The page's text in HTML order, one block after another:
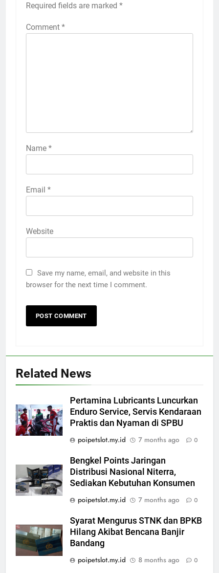
Required fields are marked *
Comment *
Name *
Email *
Website
Save my name, email, and website in this
browser for the next time I comment.
Related News
Pertamina Lubricants Luncurkan
Enduro Service, Servis Kendaraan
Praktis dan Nyaman di SPBU
poipetslot.my.id
7 months ago 0
Bengkel Points Jaringan
Distribusi Nasional Niterra,
Sediakan Kebutuhan Konsumen
poipetslot.my.id
7 months ago 0
Syarat Mengurus STNK dan BPKB
Hilang Akibat Bencana Banjir
Bandang
poipetslot.my.id
8 months ago 0